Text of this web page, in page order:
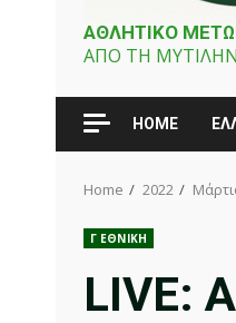
ΑΘΛΗΤΙΚΟ
ΑΠΟ ΤΗ
HOME
Home 2022
Γ ΕΘΝΙΚΗ
LIVE: